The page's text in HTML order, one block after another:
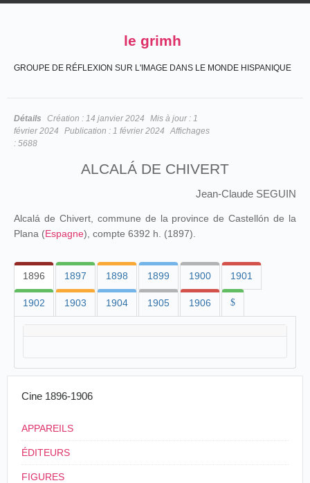
le grimh
GROUPE DE RÉFLEXION SUR L'IMAGE DANS LE MONDE HISPANIQUE
Détails Création : 14 janvier 2024 Mis à jour : 1
février 2024
Publication : 1 février 2024
Affichages
: 5688
ALCALÁ DE CHIVERT
Jean-Claude SEGUIN
Alcalá de Chivert, commune de la province de Castellón de la
Plana (Espagne), compte 6392 h. (1897).
1896 1897 1898 1899 1900 1901
1902 1903 1904 1905 1906 $
Cine 1896-1906
APPAREILS
ÉDITEURS
FIGURES